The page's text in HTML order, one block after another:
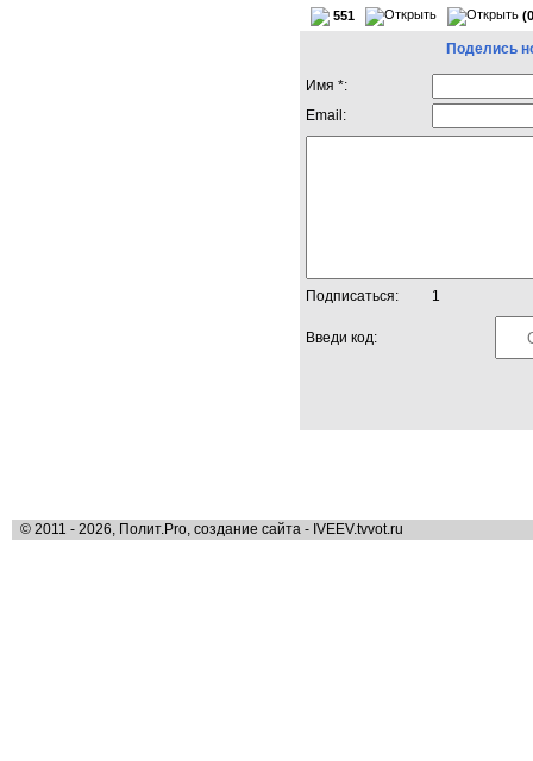
551
Поделись
Имя *:
Email:
Подписаться: 1
Введи код:
© 2011 - 2026, Полит.Pro, создание сайта - IVEEV.tvvot.ru